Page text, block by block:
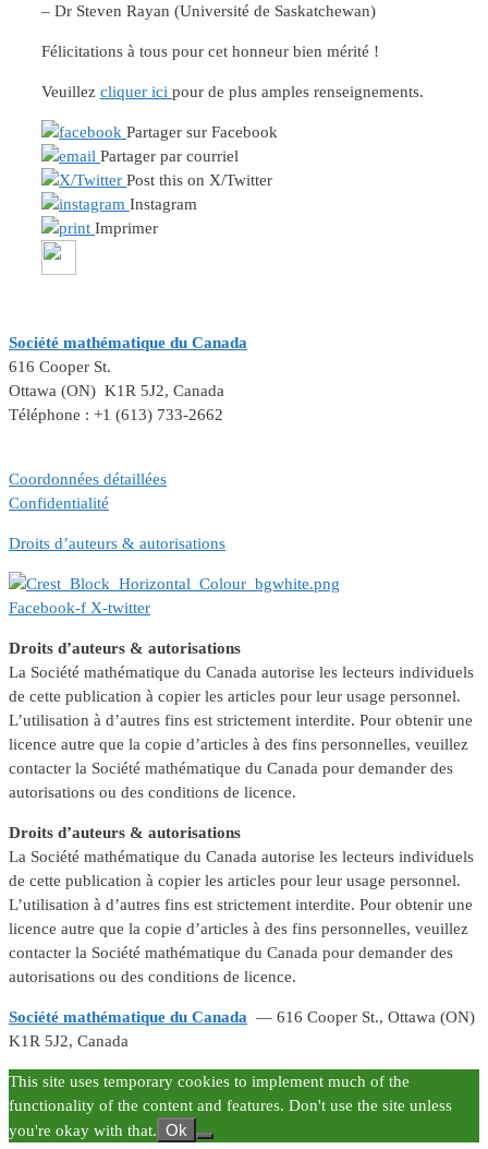
– Dr Steven Rayan (Université de Saskatchewan)
Félicitations à tous pour cet honneur bien mérité !
Veuillez cliquer ici pour de plus amples renseignements.
Partager sur Facebook
Partager par courriel
Post this on X/Twitter
Instagram
Imprimer
Société mathématique du Canada
616 Cooper St.
Ottawa (ON) K1R 5J2, Canada
Téléphone : +1 (613) 733-2662
Coordonnées détaillées
Confidentialité
Droits d’auteurs & autorisations
Facebook-f X-twitter
Droits d’auteurs & autorisations
La Société mathématique du Canada autorise les lecteurs individuels
de cette publication à copier les articles pour leur usage personnel.
L’utilisation à d’autres fins est strictement interdite. Pour obtenir une
licence autre que la copie d’articles à des fins personnelles, veuillez
contacter la Société mathématique du Canada pour demander des
autorisations ou des conditions de licence.
Droits d’auteurs & autorisations
La Société mathématique du Canada autorise les lecteurs individuels
de cette publication à copier les articles pour leur usage personnel.
L’utilisation à d’autres fins est strictement interdite. Pour obtenir une
licence autre que la copie d’articles à des fins personnelles, veuillez
contacter la Société mathématique du Canada pour demander des
autorisations ou des conditions de licence.
Société mathématique du Canada — 616 Cooper St., Ottawa (ON)
K1R 5J2, Canada
This site uses temporary cookies to implement much of the
functionality of the content and features. Don't use the site unless
you're okay with that. Ok